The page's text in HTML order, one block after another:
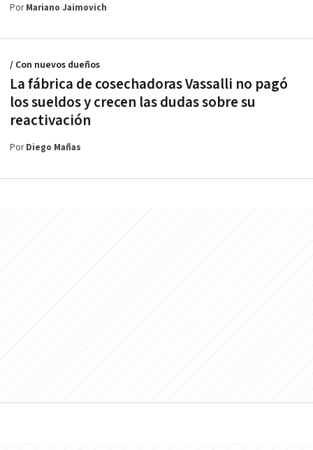
PorMariano Jaimovich
La fábrica de cosechadoras Vassalli no pagó
los sueldos y crecen las dudas sobre su
reactivación
/ Con nuevos dueños
PorDiego Mañas